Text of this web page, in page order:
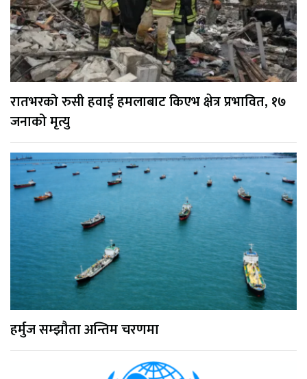
रातभरको रुसी हवाई हमलाबाट किएभ क्षेत्र प्रभावित, १७
जनाको मृत्यु
हर्मुज सम्झौता अन्तिम चरणमा